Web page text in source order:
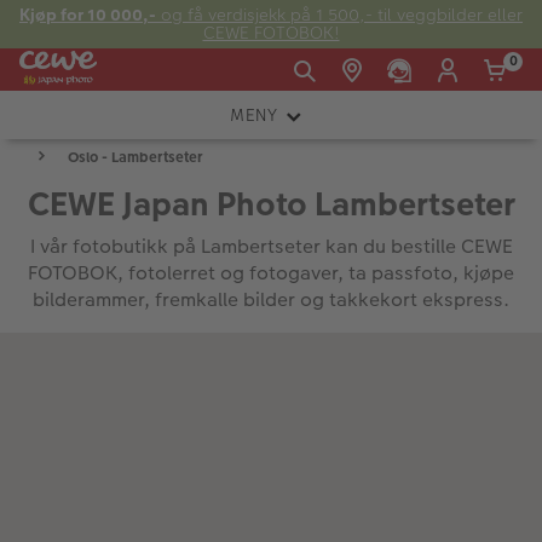
Kjøp for 10 000,- og få verdisjekk på 1 500,- til veggbilder eller
CEWE FOTOBOK!
E-post:
0
MENY
KAMERA
OBJEKTIV
FOTOTILBEHØR
LYS OG STUDIO
Oslo - Lambertseter
CEWE Japan Photo Lambertseter
I vår fotobutikk på Lambertseter kan du bestille CEWE
FOTOBOK, fotolerret og fotogaver, ta passfoto, kjøpe
bilderammer, fremkalle bilder og takkekort ekspress.